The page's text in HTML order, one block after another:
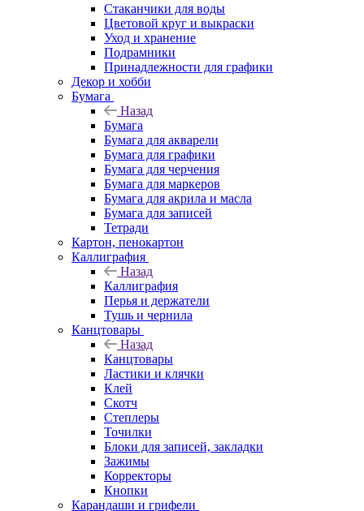
Стаканчики для воды
Цветовой круг и выкраски
Уход и хранение
Подрамники
Принадлежности для графики
Декор и хобби
Бумага
Назад
Бумага
Бумага для акварели
Бумага для графики
Бумага для черчения
Бумага для маркеров
Бумага для акрила и масла
Бумага для записей
Тетради
Картон, пенокартон
Каллиграфия
Назад
Каллиграфия
Перья и держатели
Тушь и чернила
Канцтовары
Назад
Канцтовары
Ластики и клячки
Клей
Скотч
Степлеры
Точилки
Блоки для записей, закладки
Зажимы
Корректоры
Кнопки
Карандаши и грифели